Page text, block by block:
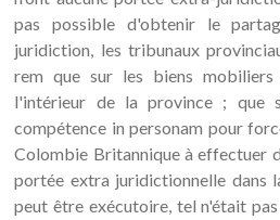
pas possible d'obtenir le
juridiction, les tribunaux
rem que sur les biens
l'intérieur de la province ; que
compétence in personam pour
Colombie Britannique à effectuer
portée extra juridictionnelle dans
peut être exécutoire, tel n'était